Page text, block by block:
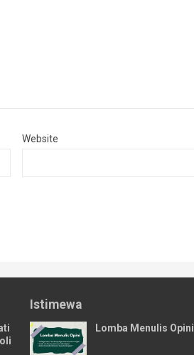
Website
Istimewa
Lomba Menulis Opini